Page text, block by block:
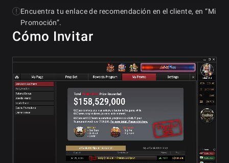
Encuentra tu enlace de recomendación en el cliente, en “Mi
Promoción”.
Cómo Invitar